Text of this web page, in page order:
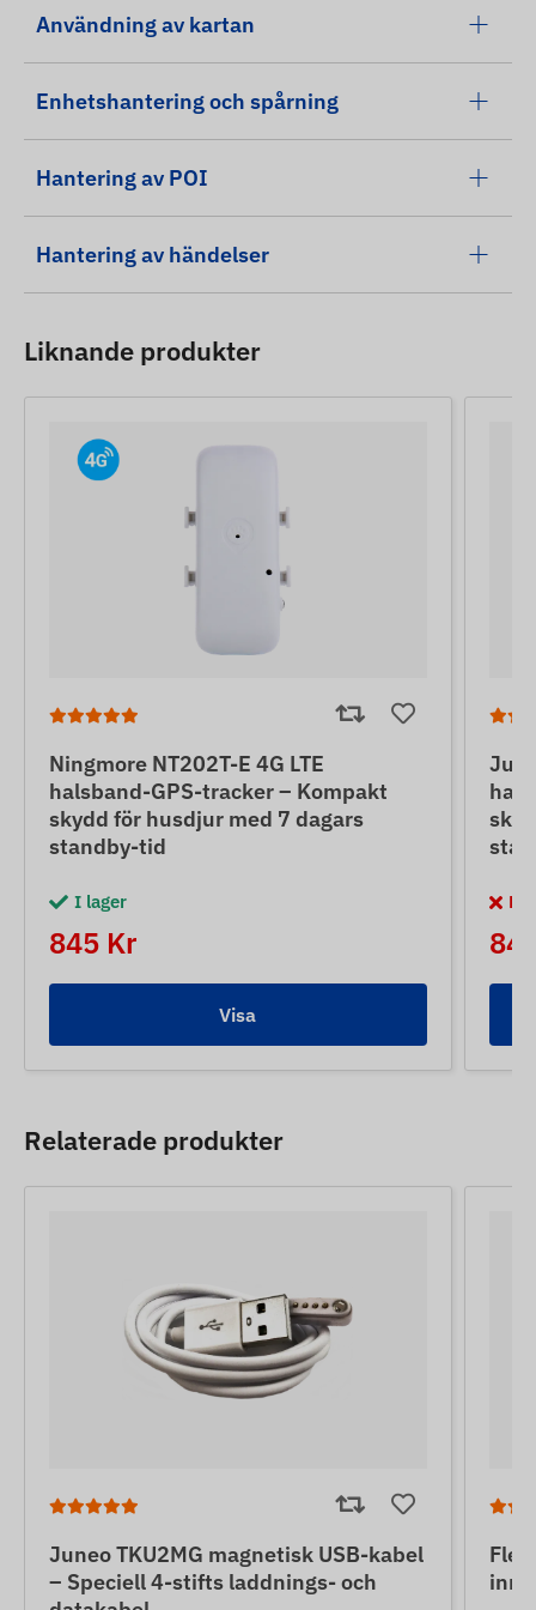
Användning av kartan
Enhetshantering och spårning
Hantering av POI
Hantering av händelser
Liknande produkter
Ningmore NT202T-E 4G LTE
halsband-GPS-tracker – Kompakt
skydd för husdjur med 7 dagars
standby-tid
I lager
845 Kr
Visa
Relaterade produkter
Juneo TKU2MG magnetisk USB-kabel
– Speciell 4-stifts laddnings- och